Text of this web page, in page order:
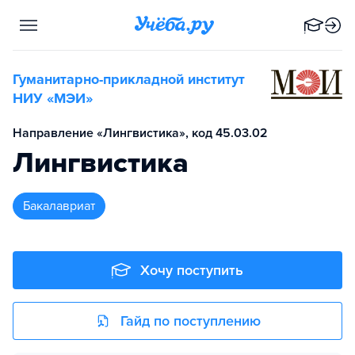
Гуманитарно-прикладной институт
НИУ «МЭИ»
Направление «Лингвистика», код 45.03.02
Лингвистика
бакалавриат
Хочу поступить
Гайд по поступлению